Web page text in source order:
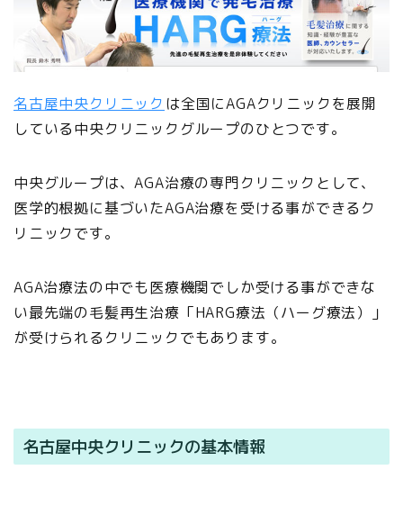
名古屋中央クリニック は全国にAGAクリニックを展開
している中央クリニックグループのひとつです。
中央グループは、AGA治療の専門クリニックとして、
医学的根拠に基づいたAGA治療を受ける事ができるク
リニックです。
AGA治療法の中でも医療機関でしか受ける事ができな
い最先端の毛髪再生治療「HARG療法（ハーグ療法）」
が受けられるクリニックでもあります。
名古屋中央クリニックの基本情報